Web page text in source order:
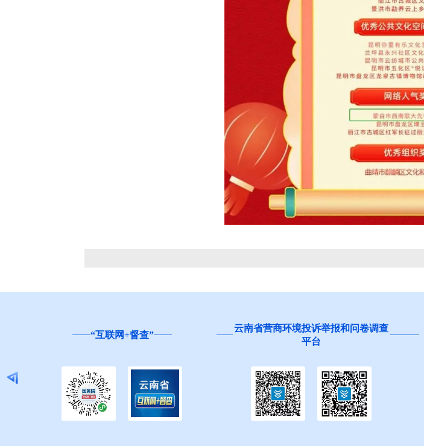
“互联网+督查”
云南省营商环境投诉举报和问卷调查
平台